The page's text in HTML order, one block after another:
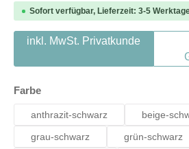
Sofort verfügbar, Lieferzeit: 3-5
inkl. MwSt. Privatkunde
Farbeauswählen
anthrazit-schwarz
beige-
grau-schwarz
grün-schwarz